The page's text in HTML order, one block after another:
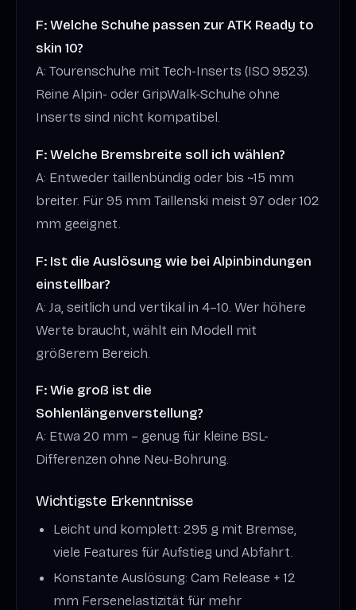
F: Welche Schuhe passen zur ATK Ready to
skin 10?
A: Tourenschuhe mit Tech-Inserts (ISO 9523).
Reine Alpin- oder GripWalk-Schuhe ohne
Inserts sind nicht kompatibel.
F: Welche Bremsbreite soll ich wählen?
A: Entweder taillenbündig oder bis ~15 mm
breiter. Für 95 mm Taillenski meist 97 oder 102
mm geeignet.
F: Ist die Auslösung wie bei Alpinbindungen
einstellbar?
A: Ja, seitlich und vertikal in 4–10. Wer höhere
Werte braucht, wählt ein Modell mit
größerem Bereich.
F: Wie groß ist die
Sohlenlängenverstellung?
A: Etwa 20 mm – genug für kleine BSL-
Differenzen ohne Neu-Bohrung.
Wichtigste Erkenntnisse
Leicht und komplett: 295 g mit Bremse,
viele Features für Aufstieg und Abfahrt.
Konstante Auslösung: Cam Release + 12
mm Fersenelastizität für mehr